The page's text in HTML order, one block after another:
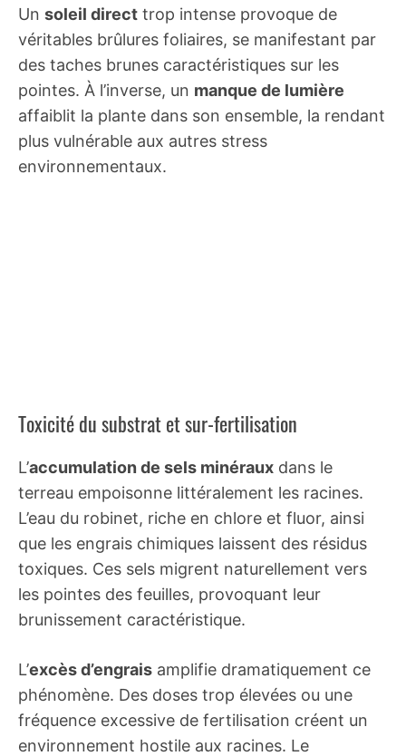
Un soleil direct trop intense provoque de
véritables brûlures foliaires, se manifestant par
des taches brunes caractéristiques sur les
pointes. À l’inverse, un manque de lumière
affaiblit la plante dans son ensemble, la rendant
plus vulnérable aux autres stress
environnementaux.
Toxicité du substrat et sur-fertilisation
L’accumulation de sels minéraux dans le
terreau empoisonne littéralement les racines.
L’eau du robinet, riche en chlore et fluor, ainsi
que les engrais chimiques laissent des résidus
toxiques. Ces sels migrent naturellement vers
les pointes des feuilles, provoquant leur
brunissement caractéristique.
L’excès d’engrais amplifie dramatiquement ce
phénomène. Des doses trop élevées ou une
fréquence excessive de fertilisation créent un
environnement hostile aux racines. Le